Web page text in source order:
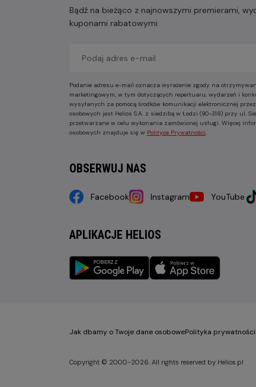
Bądź na bieżąco z najnowszymi premierami,
kuponami rabatowymi
Podanie adresu e-mail oznacza wyrażenie zgody na
marketingowym, w tym dotyczących repertuaru, wydarzeń i
wysyłanych za pomocą środków komunikacji elektronicznej
osobowych jest Helios S.A. z siedzibą w Łodzi (90-318) przy ul.
przetwarzane w celu wykonania zamówionej usługi. Więcej
osobowych znajduje się w Polityce Prywatności.
OBSERWUJ NAS
Facebook Instagram YouTube
APLIKACJE HELIOS
Jak dbamy o Twoje dane osobowePolityka prywatności
Copyright © 2000-2026. All rights reserved by Helios.pl